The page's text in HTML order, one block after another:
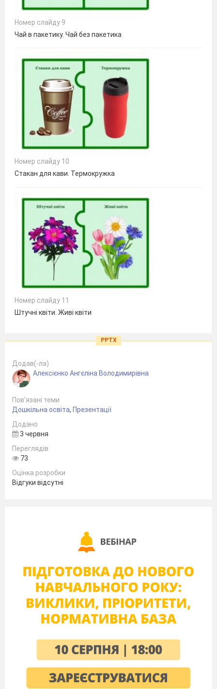
Номер слайду 9
Чай в пакетику. Чай без пакетика
Номер слайду 10
Стакан для кави. Термокружка
Номер слайду 11
Штучні квіти. Живі квіти
PPTX
Додав(-ла)
Алексієнко Ангєліна Володимирівна
Пов’язані теми
Дошкільна освіта, Презентації
Додано
3 червня
Переглядів
73
Оцінка розробки
Відгуки відсутні